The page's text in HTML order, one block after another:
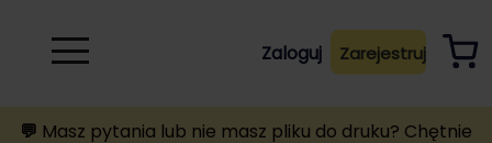
Zaloguj Zarejestruj
Rozwiń
💬 Masz pytania lub nie masz pliku do druku? Chętnie